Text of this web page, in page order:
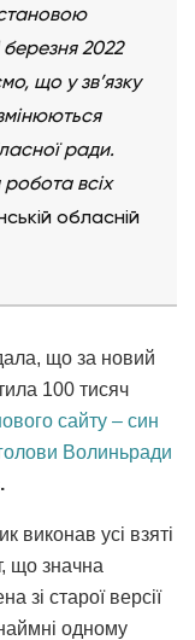
березня 2022
що у зв’язку
ради.
всіх
обласній
що за новий
100 тисяч
сайту – син
Волиньради
виконав усі взяті
що значна
зі старої версії
одному